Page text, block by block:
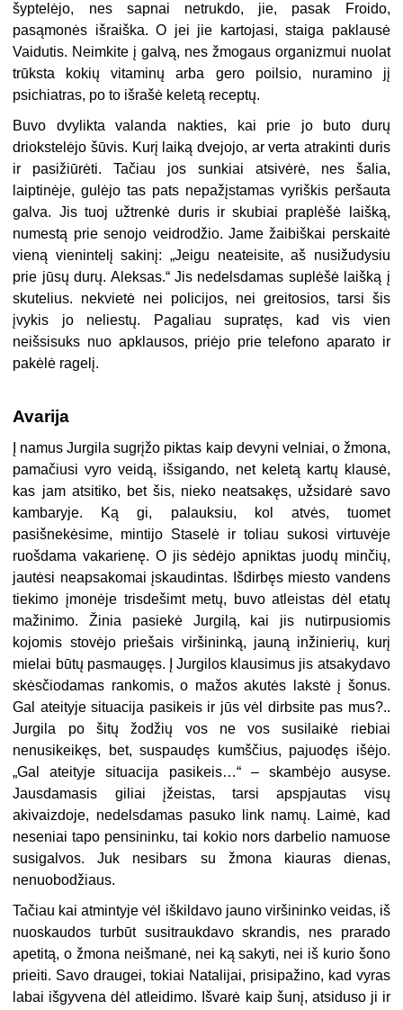
šyptelėjo, nes sapnai netrukdo, jie, pasak Froido,
pasąmonės išraiška. O jei jie kartojasi, staiga paklausė
Vaidutis. Neimkite į galvą, nes žmogaus organizmui nuolat
trūksta kokių vitaminų arba gero poilsio, nuramino jį
psichiatras, po to išrašė keletą receptų.
Buvo dvylikta valanda nakties, kai prie jo buto durų
driokstelėjo šūvis. Kurį laiką dvejojo, ar verta atrakinti duris
ir pasižiūrėti. Tačiau jos sunkiai atsivėrė, nes šalia,
laiptinėje, gulėjo tas pats nepažįstamas vyriškis peršauta
galva. Jis tuoj užtrenkė duris ir skubiai praplėšė laišką,
numestą prie senojo veidrodžio. Jame žaibiškai perskaitė
vieną vienintelį sakinį: „Jeigu neateisite, aš nusižudysiu
prie jūsų durų. Aleksas.“ Jis nedelsdamas suplėšė laišką į
skutelius. nekvietė nei policijos, nei greitosios, tarsi šis
įvykis jo neliestų. Pagaliau supratęs, kad vis vien
neišsisuks nuo apklausos, priėjo prie telefono aparato ir
pakėlė ragelį.
Avarija
Į namus Jurgila sugrįžo piktas kaip devyni velniai, o žmona,
pamačiusi vyro veidą, išsigando, net keletą kartų klausė,
kas jam atsitiko, bet šis, nieko neatsakęs, užsidarė savo
kambaryje. Ką gi, palauksiu, kol atvės, tuomet
pasišnekėsime, mintijo Staselė ir toliau sukosi virtuvėje
ruošdama vakarienę. O jis sėdėjo apniktas juodų minčių,
jautėsi neapsakomai įskaudintas. Išdirbęs miesto vandens
tiekimo įmonėje trisdešimt metų, buvo atleistas dėl etatų
mažinimo. Žinia pasiekė Jurgilą, kai jis nutirpusiomis
kojomis stovėjo priešais viršininką, jauną inžinierių, kurį
mielai būtų pasmaugęs. Į Jurgilos klausimus jis atsakydavo
skėsčiodamas rankomis, o mažos akutės lakstė į šonus.
Gal ateityje situacija pasikeis ir jūs vėl dirbsite pas mus?..
Jurgila po šitų žodžių vos ne vos susilaikė riebiai
nenusikeikęs, bet, suspaudęs kumščius, pajuodęs išėjo.
„Gal ateityje situacija pasikeis…“ – skambėjo ausyse.
Jausdamasis giliai įžeistas, tarsi apspjautas visų
akivaizdoje, nedelsdamas pasuko link namų. Laimė, kad
neseniai tapo pensininku, tai kokio nors darbelio namuose
susigalvos. Juk nesibars su žmona kiauras dienas,
nenuobodžiaus.
Tačiau kai atmintyje vėl iškildavo jauno viršininko veidas, iš
nuoskaudos turbūt susitraukdavo skrandis, nes prarado
apetitą, o žmona neišmanė, nei ką sakyti, nei iš kurio šono
prieiti. Savo draugei, tokiai Natalijai, prisipažino, kad vyras
labai išgyvena dėl atleidimo. Išvarė kaip šunį, atsiduso ji ir